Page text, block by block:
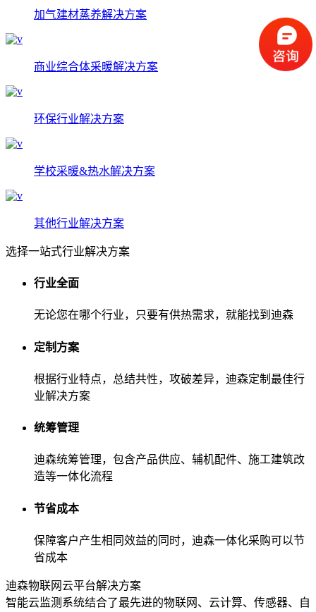
加气建材蒸养解决方案
商业综合体采暖解决方案
环保行业解决方案
学校采暖&热水解决方案
其他行业解决方案
选择一站式行业解决方案
行业全面
无论您在哪个行业，只要有供热需求，就能找到迪森
定制方案
根据行业特点，总结共性，攻破差异，迪森定制最佳行
业解决方案
统筹管理
迪森统筹管理，包含产品供应、辅机配件、施工建筑改
造等一体化流程
节省成本
保障客户产生相同效益的同时，迪森一体化采购可以节
省成本
迪森物联网云平台解决方案
智能云监测系统结合了最先进的物联网、云计算、传感器、自